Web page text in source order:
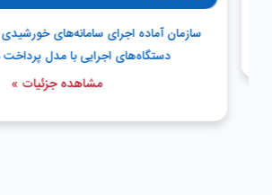
سازمان آماده اجرای سامانه‌های خورشیدی
دستگاه‌های اجرایی با مدل پرداخت
مشاهده جزئیات »